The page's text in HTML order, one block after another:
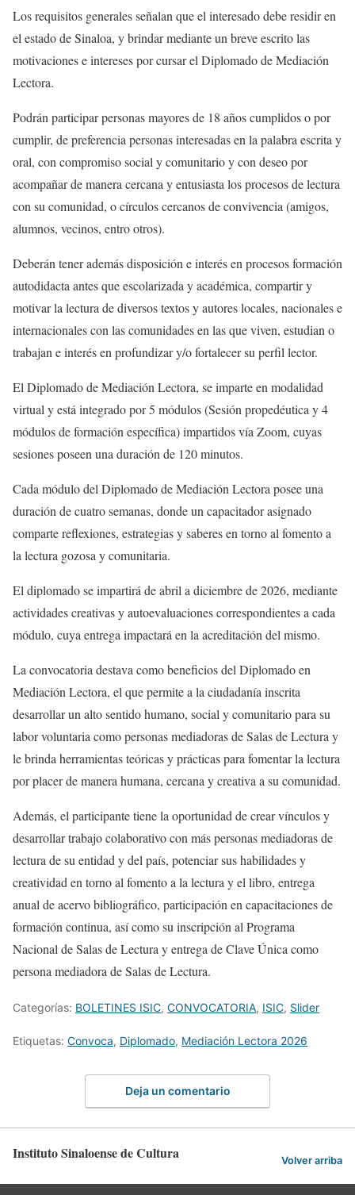
Los requisitos generales señalan que el interesado debe residir en
el estado de Sinaloa, y brindar mediante un breve escrito las
motivaciones e intereses por cursar el Diplomado de Mediación
Lectora.
Podrán participar personas mayores de 18 años cumplidos o por
cumplir, de preferencia personas interesadas en la palabra escrita y
oral, con compromiso social y comunitario y con deseo por
acompañar de manera cercana y entusiasta los procesos de lectura
con su comunidad, o círculos cercanos de convivencia (amigos,
alumnos, vecinos, entro otros).
Deberán tener además disposición e interés en procesos formación
autodidacta antes que escolarizada y académica, compartir y
motivar la lectura de diversos textos y autores locales, nacionales e
internacionales con las comunidades en las que viven, estudian o
trabajan e interés en profundizar y/o fortalecer su perfil lector.
El Diplomado de Mediación Lectora, se imparte en modalidad
virtual y está integrado por 5 módulos (Sesión propedéutica y 4
módulos de formación específica) impartidos vía Zoom, cuyas
sesiones poseen una duración de 120 minutos.
Cada módulo del Diplomado de Mediación Lectora posee una
duración de cuatro semanas, donde un capacitador asignado
comparte reflexiones, estrategias y saberes en torno al fomento a
la lectura gozosa y comunitaria.
El diplomado se impartirá de abril a diciembre de 2026, mediante
actividades creativas y autoevaluaciones correspondientes a cada
módulo, cuya entrega impactará en la acreditación del mismo.
La convocatoria destava como beneficios del Diplomado en
Mediación Lectora, el que permite a la ciudadanía inscrita
desarrollar un alto sentido humano, social y comunitario para su
labor voluntaria como personas mediadoras de Salas de Lectura y
le brinda herramientas teóricas y prácticas para fomentar la lectura
por placer de manera humana, cercana y creativa a su comunidad.
Además, el participante tiene la oportunidad de crear vínculos y
desarrollar trabajo colaborativo con más personas mediadoras de
lectura de su entidad y del país, potenciar sus habilidades y
creatividad en torno al fomento a la lectura y el libro, entrega
anual de acervo bibliográfico, participación en capacitaciones de
formación continua, así como su inscripción al Programa
Nacional de Salas de Lectura y entrega de Clave Única como
persona mediadora de Salas de Lectura.
Categorías: BOLETINES ISIC, CONVOCATORIA, ISIC, Slider
Etiquetas: Convoca, Diplomado, Mediación Lectora 2026
Deja un comentario
Instituto Sinaloense de Cultura Volver arriba